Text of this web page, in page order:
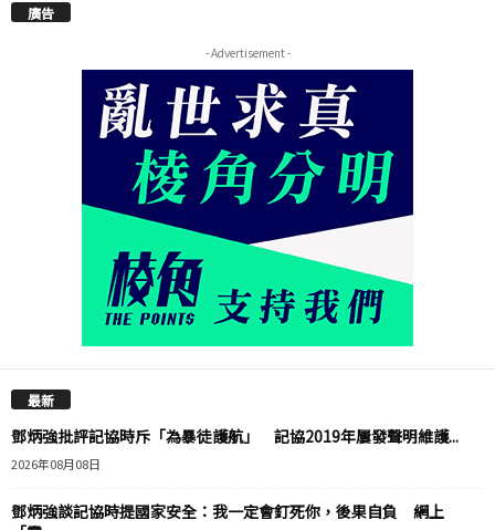
廣告
- Advertisement -
最新
鄧炳強批評記協時斥「為暴徒護航」 記協2019年屢發聲明維護...
2026年08月08日
鄧炳強談記協時提國家安全：我一定會釘死你，後果自負 網上